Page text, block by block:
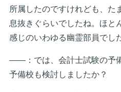
所属したのですけれども、た
息抜きぐらいでしたね。ほと
感じのいわゆる幽霊部員でし
――：では、会計士試験の予
予備校も検討しましたか？